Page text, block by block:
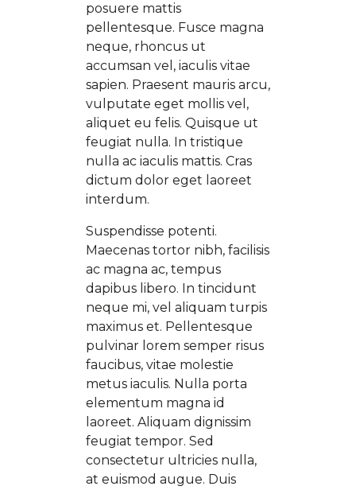
posuere mattis
pellentesque. Fusce magna
neque, rhoncus ut
accumsan vel, iaculis vitae
sapien. Praesent mauris arcu,
vulputate eget mollis vel,
aliquet eu felis. Quisque ut
feugiat nulla. In tristique
nulla ac iaculis mattis. Cras
dictum dolor eget laoreet
interdum.
Suspendisse potenti.
Maecenas tortor nibh, facilisis
ac magna ac, tempus
dapibus libero. In tincidunt
neque mi, vel aliquam turpis
maximus et. Pellentesque
pulvinar lorem semper risus
faucibus, vitae molestie
metus iaculis. Nulla porta
elementum magna id
laoreet. Aliquam dignissim
feugiat tempor. Sed
consectetur ultricies nulla,
at euismod augue. Duis